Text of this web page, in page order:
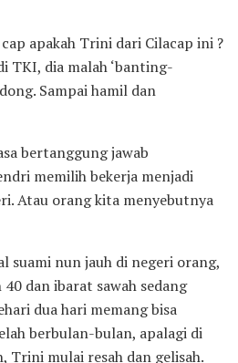
apakah Trini dari Cilacap ini ?
TKI, dia malah ‘banting-
Sampai hamil dan
bertanggung jawab
memilih bekerja menjadi
Atau orang kita menyebutnya
suami nun jauh di negeri orang,
dan ibarat sawah sedang
dua hari memang bisa
berbulan-bulan, apalagi di
Trini mulai resah dan gelisah.